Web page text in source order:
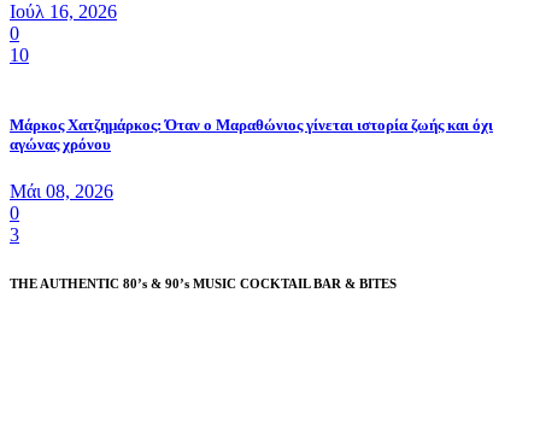
Ιούλ 16, 2026
0
10
Μάρκος Χατζημάρκος: Όταν ο Μαραθώνιος γίνεται ιστορία ζωής και όχι
αγώνας χρόνου
Μάι 08, 2026
0
3
THE AUTHENTIC 80’s & 90’s MUSIC COCKTAIL BAR & BITES